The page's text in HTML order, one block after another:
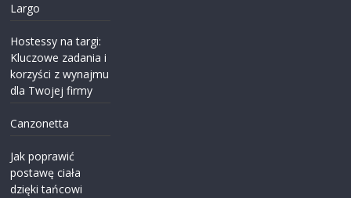
Largo
Hostessy na targi:
Kluczowe zadania i
korzyści z wynajmu
dla Twojej firmy
Canzonetta
Jak poprawić
postawę ciała
dzięki tańcowi